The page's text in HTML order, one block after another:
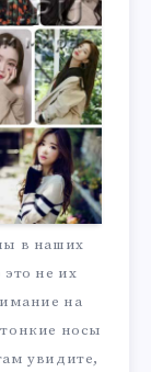
в наших
это не их
на
носы
увидите,